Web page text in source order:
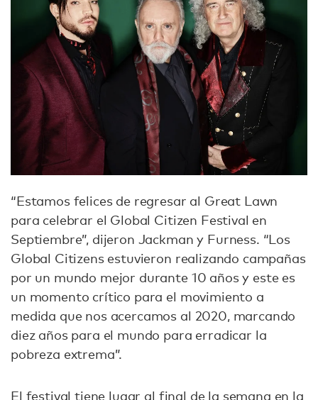
“Estamos felices de regresar al Great Lawn
para celebrar el Global Citizen Festival en
Septiembre”, dijeron Jackman y Furness. “Los
Global Citizens estuvieron realizando campañas
por un mundo mejor durante 10 años y este es
un momento crítico para el movimiento a
medida que nos acercamos al 2020, marcando
diez años para el mundo para erradicar la
pobreza extrema”.
El festival tiene lugar al final de la semana en la